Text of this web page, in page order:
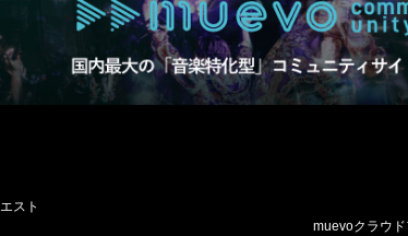
スト
muevoクラウ